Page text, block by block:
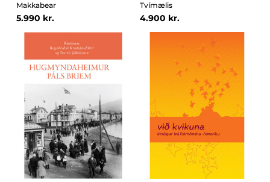
Makkabear
5.990 kr.
Tvímælis
4.900 kr.